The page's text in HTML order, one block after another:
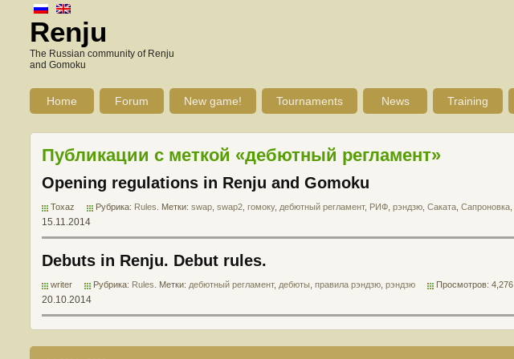
Renju
The Russian community of Renju
and Gomoku
Home Forum New game! Tournaments News Training
Публикации с меткой «дебютный регламент»
Opening regulations in Renju and Gomoku
Toxaz Рубрика: Rules . Метки: swap swap2 гомоку, дебютный регламент, РИФ рэндзю Саката Сапроновка
15.11.2014
Debuts in Renju. Debut rules.
writer Рубрика: Rules . Метки: дебютный регламент, дебюты правила рэндзю рэндзю Просмотров: 4,276
20.10.2014